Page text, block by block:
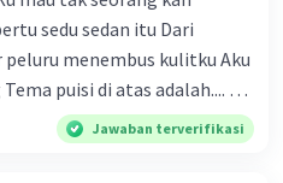
sedu sedan itu Dari
menembus kulitku Aku
puisi di atas adalah.... A.
dalam
B. kemauan untuk hidup
Jawaban terverifikasi